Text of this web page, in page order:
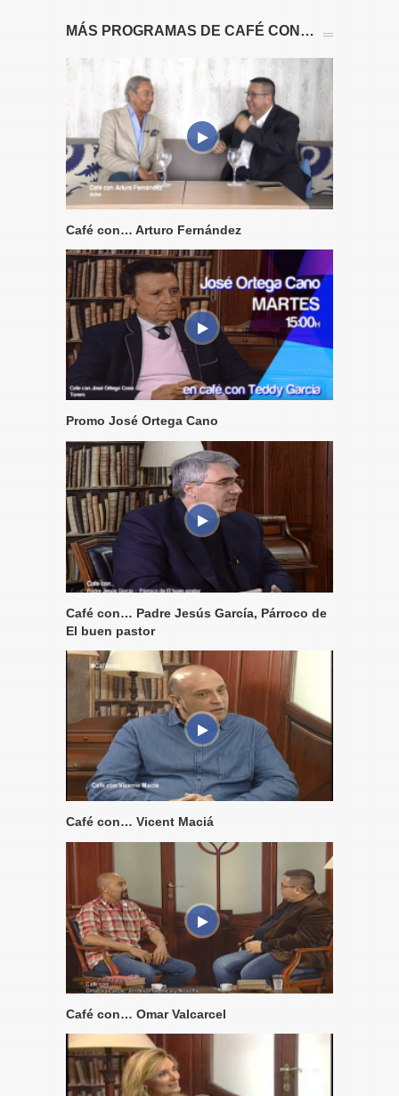
MÁS PROGRAMAS DE CAFÉ CON…
Café con… Arturo Fernández
Promo José Ortega Cano
Café con… Padre Jesús García, Párroco de
El buen pastor
Café con… Vicent Maciá
Café con… Omar Valcarcel